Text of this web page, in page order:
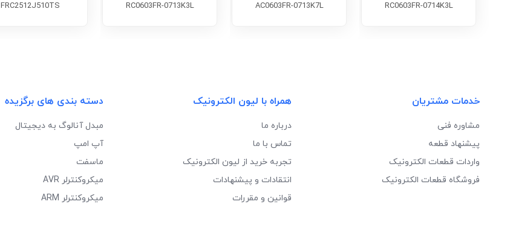
RC0603FR-0714K3L
AC0603FR-0713K7L
RC0603FR-0713K3L
FRC2512J510TS
خدمات مشتریان
مشاوره فنی
پیشنهاد قطعه
واردات قطعات الکترونیک
فروشگاه قطعات الکترونیک
همراه با لیون الکترونیک
درباره ما
تماس با ما
تجربه خرید از لیون الکترونیک
انتقادات و پیشنهادات
قوانین و مقررات
دسته بندی های برگزیده
مبدل آنالوگ به دیجیتال
آپ امپ
ماسفت
میکروکنترلر AVR
میکروکنترلر ARM